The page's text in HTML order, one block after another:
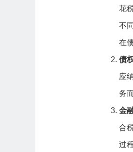
花
不
在
债
应
务
金
合
过